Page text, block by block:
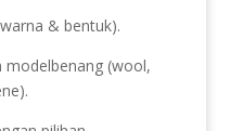
& bentuk).
modelbenang (wool,